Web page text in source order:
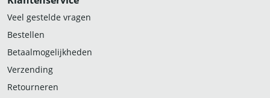
Veel gestelde vragen
Bestellen
Betaalmogelijkheden
Verzending
Retourneren